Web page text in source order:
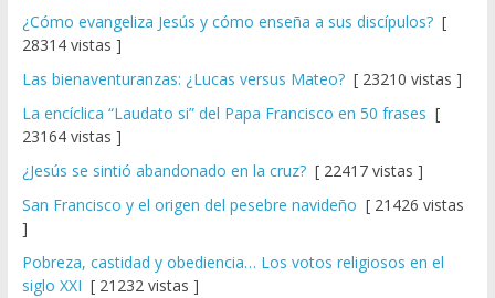
¿Cómo evangeliza Jesús y cómo enseña a sus discípulos?[
28314 vistas ]
Las bienaventuranzas: ¿Lucas versus Mateo?[ 23210 vistas ]
La encíclica “Laudato si” del Papa Francisco en 50 frases [
23164 vistas ]
¿Jesús se sintió abandonado en la cruz?[ 22417 vistas ]
San Francisco y el origen del pesebre navideño [ 21426 vistas
]
Pobreza, castidad y obediencia… Los votos religiosos en el
siglo XXI [ 21232 vistas ]